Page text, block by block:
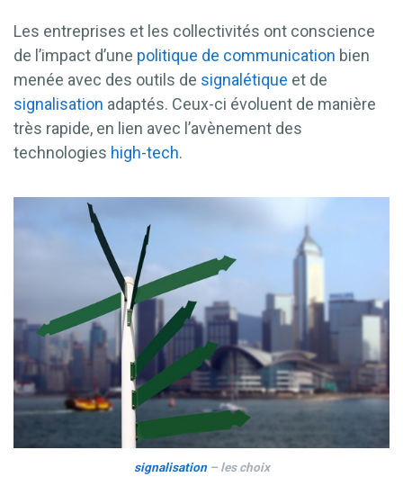
Les entreprises et les collectivités ont conscience
de l’impact d’une politique de communication bien
menée avec des outils de signalétique et de
signalisation adaptés. Ceux-ci évoluent de manière
très rapide, en lien avec l’avènement des
technologies high-tech.
signalisation– les choix